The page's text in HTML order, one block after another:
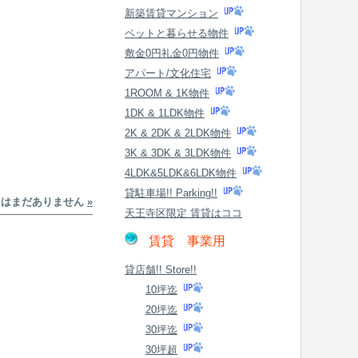
まだありません »
新築賃貸マンション
ペットと暮らせる物件
敷金0円礼金0円物件
アパート/文化住宅
1ROOM & 1K物件
1DK & 1LDK物件
2K & 2DK & 2LDK物件
3K & 3DK & 3LDK物件
4LDK&5LDK&6LDK物件
貸駐車場!! Parking!!
天王寺区限定 賃貸はココ
賃貸 事業用
貸店舗!! Store!!
10坪迄
20坪迄
30坪迄
30坪超